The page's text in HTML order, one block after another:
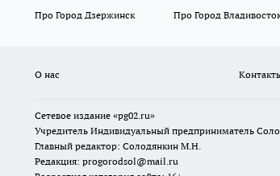
Про Город Дзержинск
Про Город
О нас
Сетевое издание «pg02.ru»
Учредитель Индивидуальный предприниматель
Главный редактор: Солодянкин М.Н.
Редакция: progorodsol@mail.ru